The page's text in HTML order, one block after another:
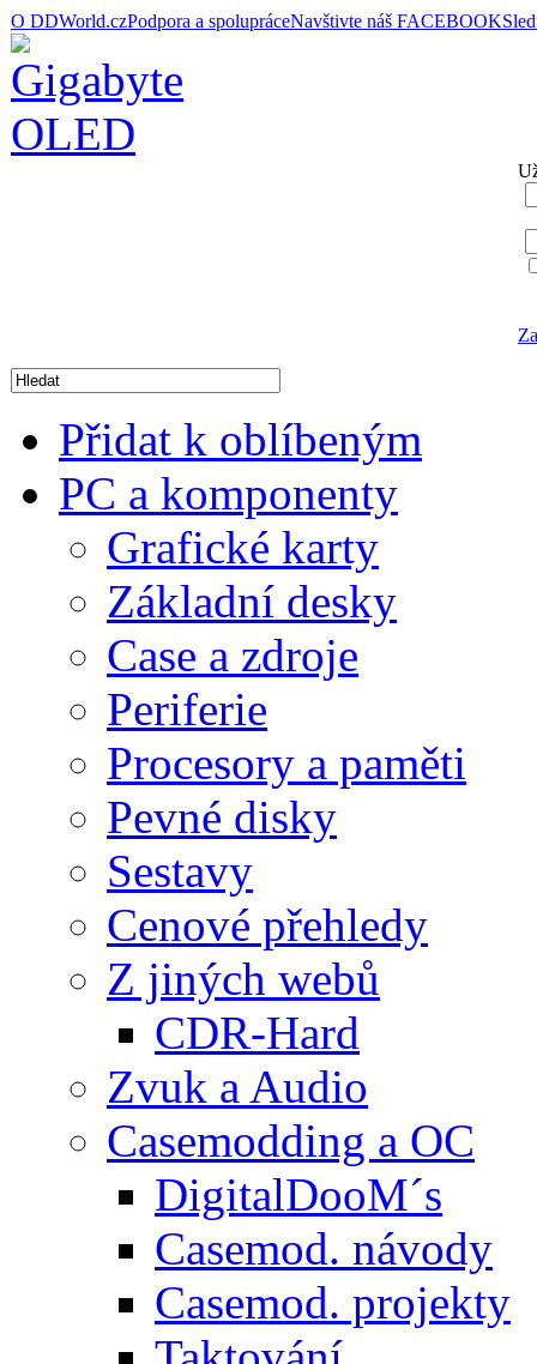
O DDWorld.czPodpora a spolupráceNavštivte náš FACEBOOK
Přidat k oblíbeným
PC a komponenty
Grafické karty
Základní desky
Case a zdroje
Periferie
Procesory a paměti
Pevné disky
Sestavy
Cenové přehledy
Z jiných webů
CDR-Hard
Zvuk a Audio
Casemodding a OC
DigitalDooM´s
Casemod. návody
Casemod. projekty